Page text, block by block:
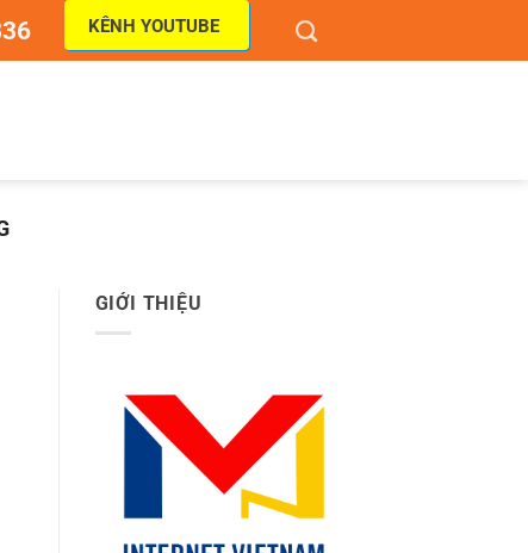
KÊNH YOUTUBE
GIỚI THIỆU